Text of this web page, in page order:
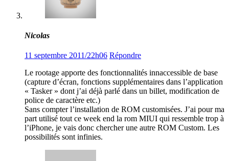
Nicolas
11 septembre 2011/22h06 Répondre
Le rootage apporte des fonctionnalités innaccessible de base
(capture d’écran, fonctions supplémentaires dans l’application
« Tasker » dont j’ai déjà parlé dans un billet, modification de
police de caractère etc.)
Sans compter l’installation de ROM customisées. J’ai pour ma
part utilisé tout ce week end la rom MIUI qui ressemble trop à
l’iPhone, je vais donc chercher une autre ROM Custom. Les
possibilités sont infinies.